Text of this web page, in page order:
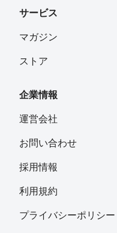
サービス
マガジン
ストア
企業情報
運営会社
お問い合わせ
採用情報
利用規約
プライバシーポリシー